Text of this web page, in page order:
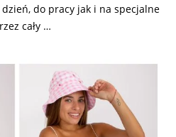
do pracy jak i na specjalne
cały …